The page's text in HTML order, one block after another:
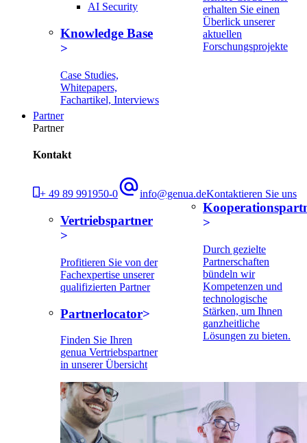
AI Security
Knowledge Base
Case Studies,
Whitepapers,
Fachartikel, Interviews
erhalten Sie einen
Überlick unserer
aktuellen
Forschungsprojekte
Partner
Partner
Kontakt
+ 49 89 991950-0 info@genua.deKontaktieren Sie uns
Vertriebspartner
Profitieren Sie von der
Fachexpertise unserer
qualifizierten Partner
Partnerlocator
Finden Sie Ihren
genua Vertriebspartner
in unserer Übersicht
Durch gezielte
Partnerschaften
bündeln wir
Kompetenzen und
technologische
Stärken, um Ihnen
ganzheitliche
Lösungen zu bieten.